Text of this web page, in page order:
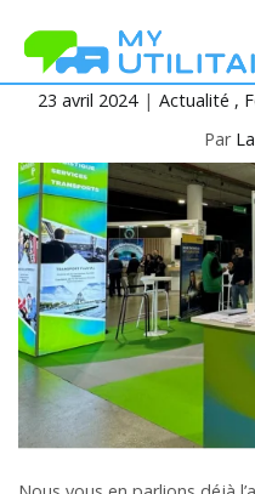
contenu
MyUtilitaire
Toute l’actualité des
23 avril 2024 Actualité
Par